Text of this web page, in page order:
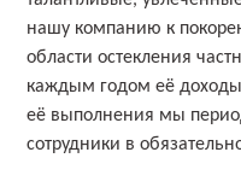
нашу компанию к
области остекления
каждым годом её доходы
её выполнения мы
сотрудники в